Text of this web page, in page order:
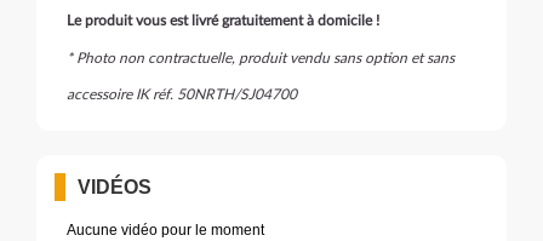
Le produit vous est livré gratuitement à domicile !
* Photo non contractuelle, produit vendu sans option et sans
accessoire IK réf. 50NRTH/SJ04700
VIDÉOS
Aucune vidéo pour le moment